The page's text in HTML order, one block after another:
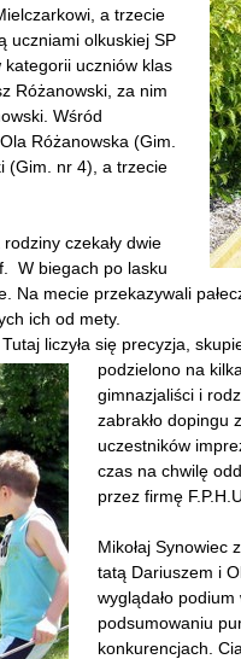
a trzecie
uczniami olkuskiej SP
kategorii uczniów klas
Różanowski, za nim
Wśród
Różanowska (Gim.
(Gim. nr 4), a trzecie
czekały dwie
W biegach po lasku
Na mecie przekazywali
ich od mety.
liczyła się precyzja,
podzielono na
gimnazjaliści i
zabrakło dopingu
uczestników
czas na chwilę
przez firmę
Mikołaj Synowiec
tatą Dariuszem i
wyglądało
podsumowaniu
konkurencjach.